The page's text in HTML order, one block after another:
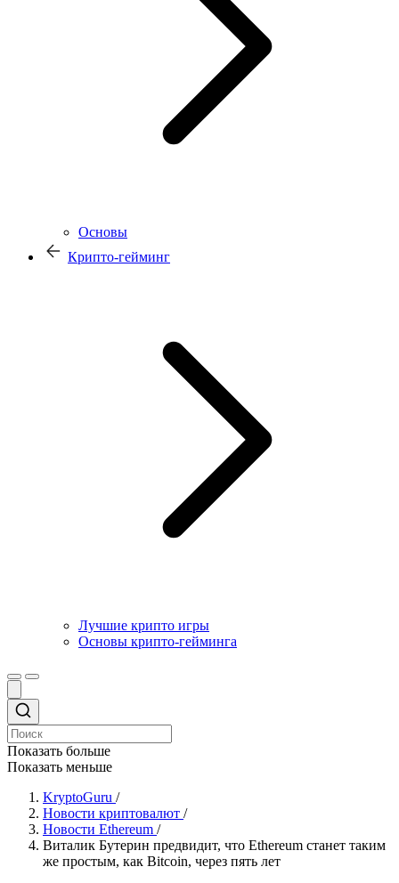
Основы
Крипто-гейминг
Лучшие крипто игры
Основы крипто-гейминга
Показать больше
Показать меньше
KryptoGuru /
Новости криптовалют /
Новости Ethereum /
Виталик Бутерин предвидит, что Ethereum станет таким
же простым, как Bitcoin, через пять лет